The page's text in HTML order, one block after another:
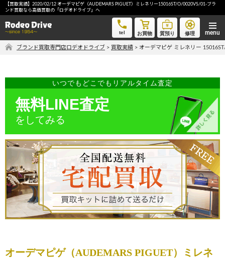
【買取実績】2020/02/12 オーデマピゲ（AUDEMARS PIGUET）ミレネリー15016ST/O/0020VS/01-ブラ
ンド買取なら高価買取の「ロデオドライブ」へ
tel お買物 質預り 修理
オーデマピゲ ミレネリー 15016ST/O/0020VS/01-ブランド買取なら高価買取の「ロデオドライブ」へ
無料LINE査定
ご自宅にいながら品物を売りたい方へ
手間なく安全に売りたい方へ
出張買取申込
買取サービスのご案内
ブランド買取専門店ロデオドライブ > 買取実績 > オーデマピゲ ミレネリー
いつでもどこでもリアルタイム査定
無料LINE査定
をしてみる
オーデマピゲ（AUDEMARS PIGUET）ミレネ